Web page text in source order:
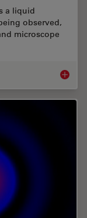
a liquid
observed,
microscope